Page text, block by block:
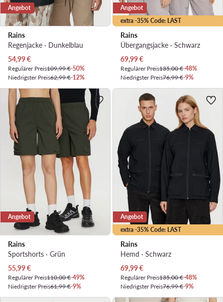
Angebot
Rains
Regenjacke · Dunkelblau
Aktueller Preis
54,99€
Regulärer Preis109,99 €-50%
Niedrigster Preis62,99 €-12%
extra -35% Code: LAST
Angebot
Rains
Übergangsjacke · Schwarz
Aktueller Preis
69,99€
Regulärer Preis135,00 €-48%
Niedrigster Preis76,99 €-9%
Angebot
Rains
Sportshorts · Grün
Aktueller Preis
55,99€
Regulärer Preis110,00 €-49%
Niedrigster Preis61,99 €-9%
extra -35% Code: LAST
Angebot
Rains
Hemd · Schwarz
Aktueller Preis
69,99€
Regulärer Preis135,00 €-48%
Niedrigster Preis76,99 €-9%